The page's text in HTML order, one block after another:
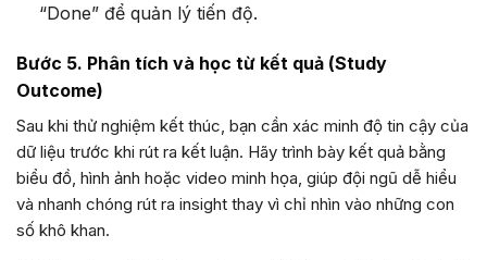
“Done” để quản lý tiến độ.
Bước 5. Phân tích và học từ kết quả (Study
Outcome)
Sau khi thử nghiệm kết thúc, bạn cần xác minh độ tin cậy của
dữ liệu trước khi rút ra kết luận. Hãy trình bày kết quả bằng
biểu đồ, hình ảnh hoặc video minh họa, giúp đội ngũ dễ hiểu
và nhanh chóng rút ra insight thay vì chỉ nhìn vào những con
số khô khan.